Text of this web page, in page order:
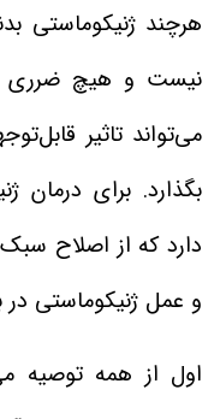
هرچند ژنیکوماستی
نیست و هیچ ضرری
می‌تواند تاثیر
بگذارد. برای درمان
دارد که از اصلاح
و عمل ژنیکوماستی
اول از همه توصیه